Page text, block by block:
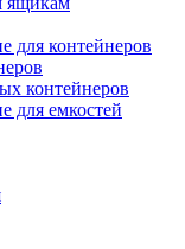
для контейнеров
контейнеров
для емкостей